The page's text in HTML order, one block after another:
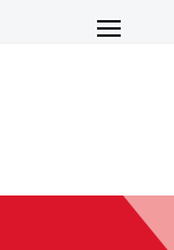
メ